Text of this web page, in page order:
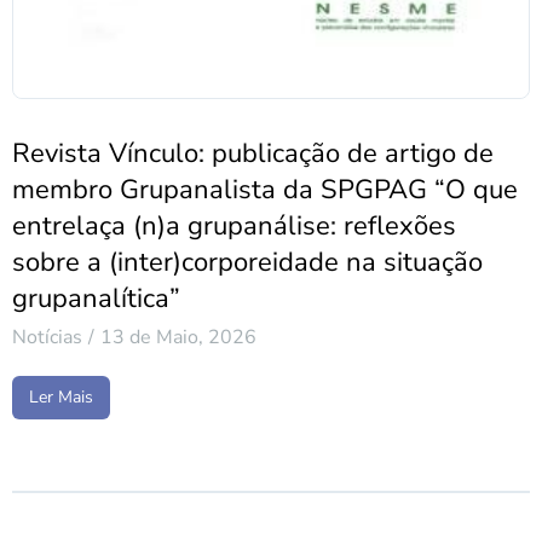
Revista Vínculo: publicação de artigo de
membro Grupanalista da SPGPAG “O que
entrelaça (n)a grupanálise: reflexões
sobre a (inter)corporeidade na situação
grupanalítica”
Notícias 13 de Maio, 2026
Ler Mais